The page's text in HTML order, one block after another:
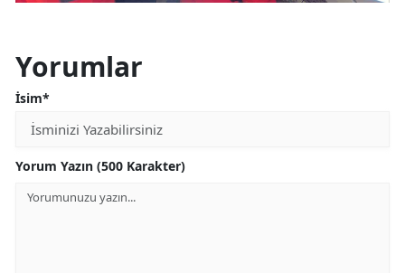
Yorumlar
İsim*
Yorum Yazın (500 Karakter)